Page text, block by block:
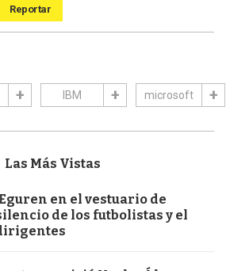
Reportar
IBM microsoft
Las Más Vistas
en el vestuario de
de los futbolistas y el